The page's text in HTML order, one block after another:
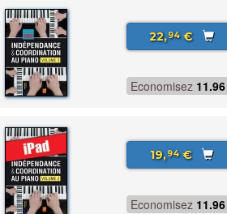
22,94€
Economisez 11.96
19,94€
Economisez 11.96